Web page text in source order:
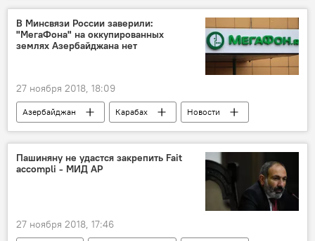
В Минсвязи России заверили:
"МегаФона" на оккупированных
землях Азербайджана нет
27 ноября 2018, 18:09
Азербайджан Карабах Новости
Пашиняну не удастся закрепить Fait
accompli - МИД АР
27 ноября 2018, 17:46